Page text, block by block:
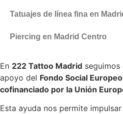
Tatuajes de línea fina en
Piercing en Madrid Centro
En 222 Tattoo Madrid
apoyo del Fondo Social
cofinanciado por la Unión
Esta ayuda nos permite